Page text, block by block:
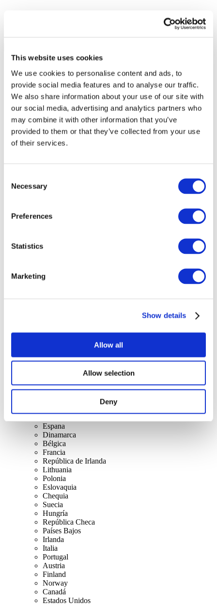
This website uses cookies
We use cookies to personalise content and ads, to
provide social media features and to analyse our traffic.
We also share information about your use of our site with
our social media, advertising and analytics partners who
may combine it with other information that you’ve
provided to them or that they’ve collected from your use
of their services.
Selection
Necessary
Preferences
Statistics
Marketing
Show details
Allow all
Allow selection
Deny
eventos
Por países.
Espana
Dinamarca
Bélgica
Francia
República de Irlanda
Lithuania
Polonia
Eslovaquia
Chequia
Suecia
Hungría
República Checa
Países Bajos
Irlanda
Italia
Portugal
Austria
Finland
Norway
Canadá
Estados Unidos